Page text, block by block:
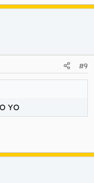
#9
YO